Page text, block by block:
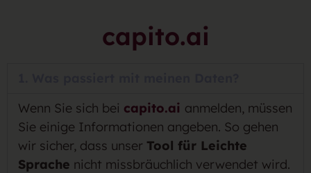
capito.ai
Wenn Sie sich bei capito.ai anmelden, müssen
Sie einige Informationen angeben. So gehen
wir sicher, dass unser Tool für Leichte
Sprache nicht missbräuchlich verwendet wird.